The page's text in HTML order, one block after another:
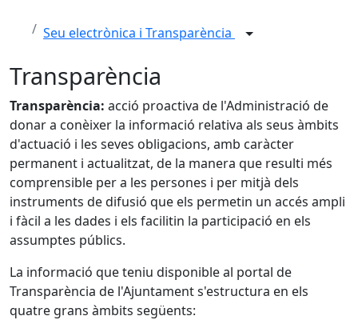
Seu electrònica i Transparència
Transparència
Transparència: acció proactiva de l'Administració de
donar a conèixer la informació relativa als seus àmbits
d'actuació i les seves obligacions, amb caràcter
permanent i actualitzat, de la manera que resulti més
comprensible per a les persones i per mitjà dels
instruments de difusió que els permetin un accés ampli
i fàcil a les dades i els facilitin la participació en els
assumptes públics.
La informació que teniu disponible al portal de
Transparència de l'Ajuntament s'estructura en els
quatre grans àmbits següents: